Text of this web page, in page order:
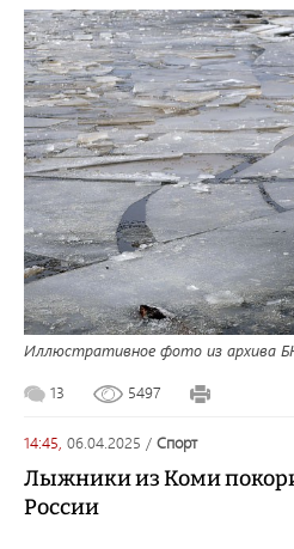
Иллюстративное фото из архива
13 5497
14:45, 06.04.2025 / спорт
Лыжники из Коми
России